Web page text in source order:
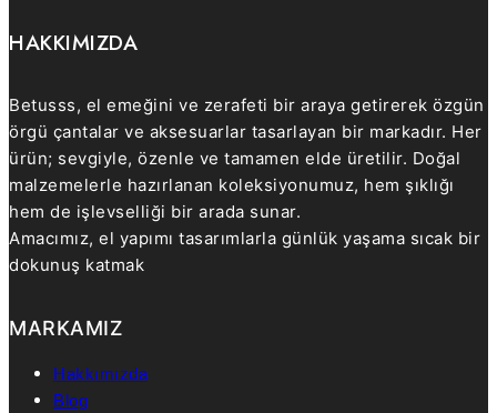
HAKKIMIZDA
Betusss, el emeğini ve zerafeti bir araya getirerek özgün
örgü çantalar ve aksesuarlar tasarlayan bir markadır. Her
ürün; sevgiyle, özenle ve tamamen elde üretilir. Doğal
malzemelerle hazırlanan koleksiyonumuz, hem şıklığı
hem de işlevselliği bir arada sunar.
Amacımız, el yapımı tasarımlarla günlük yaşama sıcak bir
dokunuş katmak
MARKAMIZ
Hakkımızda
Blog